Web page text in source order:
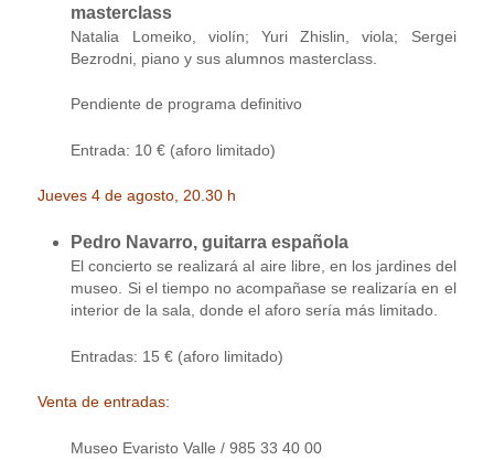
masterclass
Natalia Lomeiko, violín; Yuri Zhislin, viola; Sergei
Bezrodni, piano y sus alumnos masterclass.
Pendiente de programa definitivo
Entrada: 10 € (aforo limitado)
Jueves 4 de agosto, 20.30 h
Pedro Navarro, guitarra española
El concierto se realizará al aire libre, en los jardines del
museo. Si el tiempo no acompañase se realizaría en el
interior de la sala, donde el aforo sería más limitado.
Entradas: 15 € (aforo limitado)
Venta de entradas:
Museo Evaristo Valle / 985 33 40 00